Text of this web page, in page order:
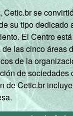
Cetic.br se
su tipo dedicado
El Centro
de las cinco áreas
de la
de sociedades
de Cetic.br